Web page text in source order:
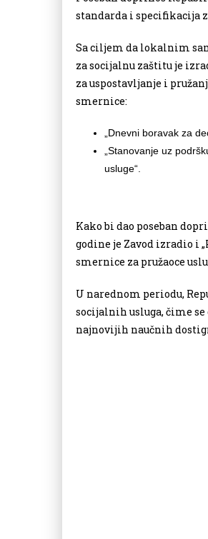
standarda i specifikacija
Sa ciljem da lokalnim
za socijalnu zaštitu je
za uspostavljanje i
smernice:
„Dnevni boravak za
„Stanovanje uz
usluge“.
Kako bi dao poseban
godine je Zavod izradio i
smernice za pružaoce
U narednom periodu,
socijalnih usluga, čime
najnovijih naučnih